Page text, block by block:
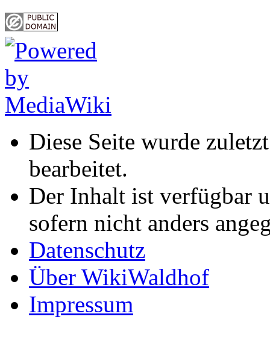
Diese Seite wurde
bearbeitet.
Der Inhalt ist verfügbar
sofern nicht anders
Datenschutz
Über WikiWaldhof
Impressum